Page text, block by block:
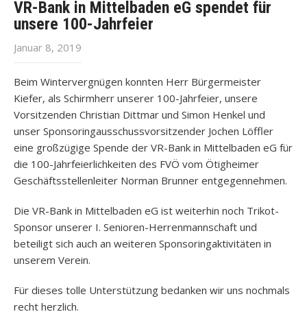
VR-Bank in Mittelbaden eG spendet für
unsere 100-Jahrfeier
Januar 8, 2019
Beim Wintervergnügen konnten Herr Bürgermeister
Kiefer, als Schirmherr unserer 100-Jahrfeier, unsere
Vorsitzenden Christian Dittmar und Simon Henkel und
unser Sponsoringausschussvorsitzender Jochen Löffler
eine großzügige Spende der VR-Bank in Mittelbaden eG für
die 100-Jahrfeierlichkeiten des FVÖ vom Ötigheimer
Geschäftsstellenleiter Norman Brunner entgegennehmen.
Die VR-Bank in Mittelbaden eG ist weiterhin noch Trikot-
Sponsor unserer I. Senioren-Herrenmannschaft und
beteiligt sich auch an weiteren Sponsoringaktivitäten in
unserem Verein.
Für dieses tolle Unterstützung bedanken wir uns nochmals
recht herzlich.